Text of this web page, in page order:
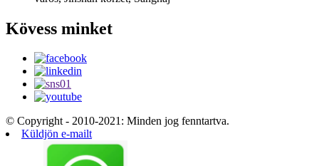
Kövess minket
© Copyright - 2010-2021: Minden jog fenntartva.
Küldjön e-mailt